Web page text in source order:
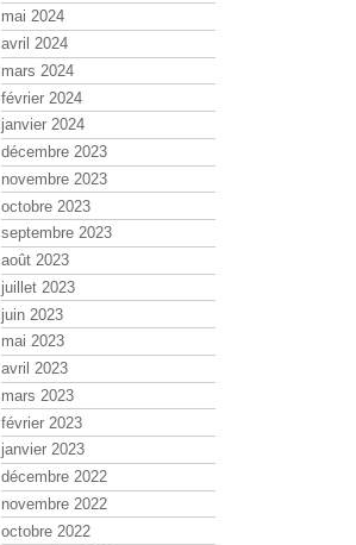
mai 2024
avril 2024
mars 2024
février 2024
janvier 2024
décembre 2023
novembre 2023
octobre 2023
septembre 2023
août 2023
juillet 2023
juin 2023
mai 2023
avril 2023
mars 2023
février 2023
janvier 2023
décembre 2022
novembre 2022
octobre 2022